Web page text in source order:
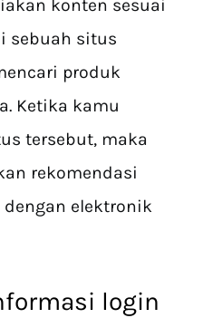
konten sesuai
sebuah situs
produk
Ketika kamu
tersebut, maka
rekomendasi
elektronik
login